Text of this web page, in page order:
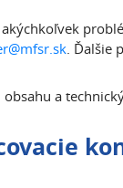
. Ďalšie
obsahu a